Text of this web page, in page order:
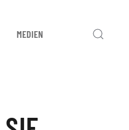
MEDIEN